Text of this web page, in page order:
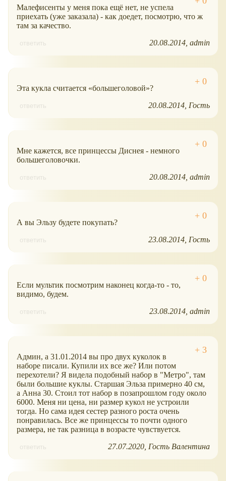
Малефисенты у меня пока ещё нет, не успела
приехать (уже заказала) - как доедет, посмотрю, что ж
там за качество.
ответить 20.08.2014 admin
Эта кукла считается большеголовой ?
ответить 20.08.2014 Гость
Мне кажется, все принцессы Диснея - немного
большеголовочки.
ответить 20.08.2014 admin
А вы Эльзу будете покупать?
ответить 23.08.2014 Гость
Если мультик посмотрим наконец когда-то - то,
видимо, будем.
ответить 23.08.2014 admin
Админ, а 31.01.2014 вы про двух куколок в
наборе писали. Купили их все же? Или потом
перехотели? Я видела подобный набор в "Метро", там
были большие куклы. Старшая Эльза примерно 40 см,
а Анна 30. Стоил тот набор в позапрошлом году около
6000. Меня ни цена, ни размер кукол не устроили
тогда. Но сама идея сестер разного роста очень
понравилась. Все же принцессы то почти одного
размера, не так разница в возрасте чувствуется.
ответить 27.07.2020 Гость Валентина